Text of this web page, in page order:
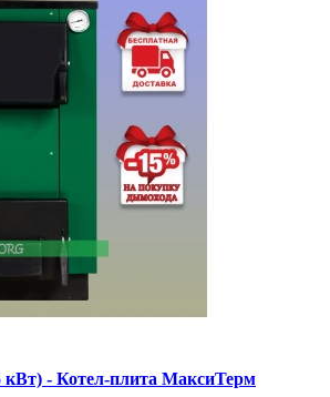
кВт) - Котел-плита МаксиТерм